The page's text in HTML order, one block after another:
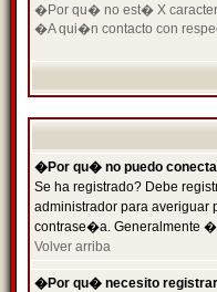
�Por qu� no est� X
�A qui�n contacto con
�Por qu� no puedo
Se ha registrado? Debe
administrador para
contrase�a. Generalmente
Volver arriba
�Por qu� necesito